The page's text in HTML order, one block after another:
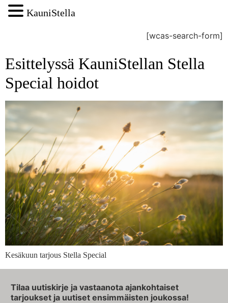
[wcas-search-form]
Esittelyssä KauniStellan Stella
Special hoidot
Kesäkuun tarjous Stella Special
Tilaa uutiskirje ja vastaanota ajankohtaiset
tarjoukset ja uutiset ensimmäisten joukossa!
KauniStella